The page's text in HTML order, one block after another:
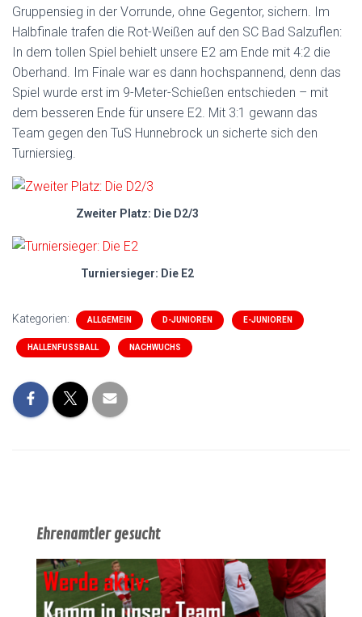
Gruppensieg in der Vorrunde, ohne Gegentor, sichern. Im
Halbfinale trafen die Rot-Weißen auf den SC Bad Salzuflen:
In dem tollen Spiel behielt unsere E2 am Ende mit 4:2 die
Oberhand. Im Finale war es dann hochspannend, denn das
Spiel wurde erst im 9-Meter-Schießen entschieden – mit
dem besseren Ende für unsere E2. Mit 3:1 gewann das
Team gegen den TuS Hunnebrock un sicherte sich den
Turniersieg.
Zweiter Platz: Die D2/3
Turniersieger: Die E2
Kategorien: ALLGEMEIN D-JUNIOREN E-JUNIOREN
HALLENFUSSBALL NACHWUCHS
Ehrenamtler gesucht